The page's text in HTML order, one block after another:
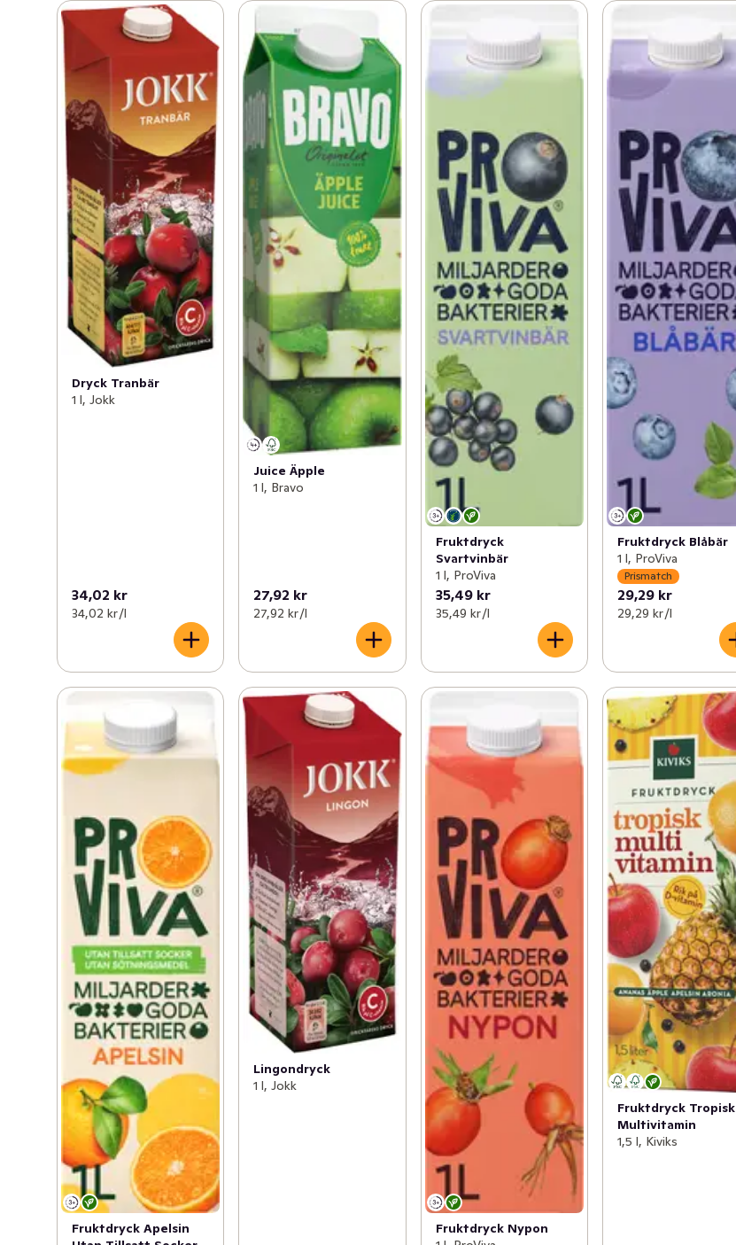
Tranbärsdryck har ett högt fruktinnehåll. All sötma
kommer från frukt och bär – utan tillsatt socker från
sockerbeta eller sockerrör.
Dryck Tranbär
1 l, Jokk
34,02 kr
34,02 kr /l
Juice Äpple
1 l, Bravo
27,92 kr
27,92 kr /l
Fruktdryck
Svartvinbär
1 l, ProViva
35,49 kr
35,49 kr /l
Fruktdryck Blåbär
1 l, ProViva
Prismatch
29,29 kr
29,29 kr /l
Fruktdryck Apelsin
Lingondryck
1 l, Jokk
Fruktdryck Nypon
Fruktdryck Tropisk
Multivitamin
1,5 l, Kiviks